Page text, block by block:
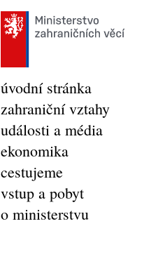
úvodní stránka
zahraniční vztahy
události a média
ekonomika
cestujeme
vstup a pobyt
o ministerstvu